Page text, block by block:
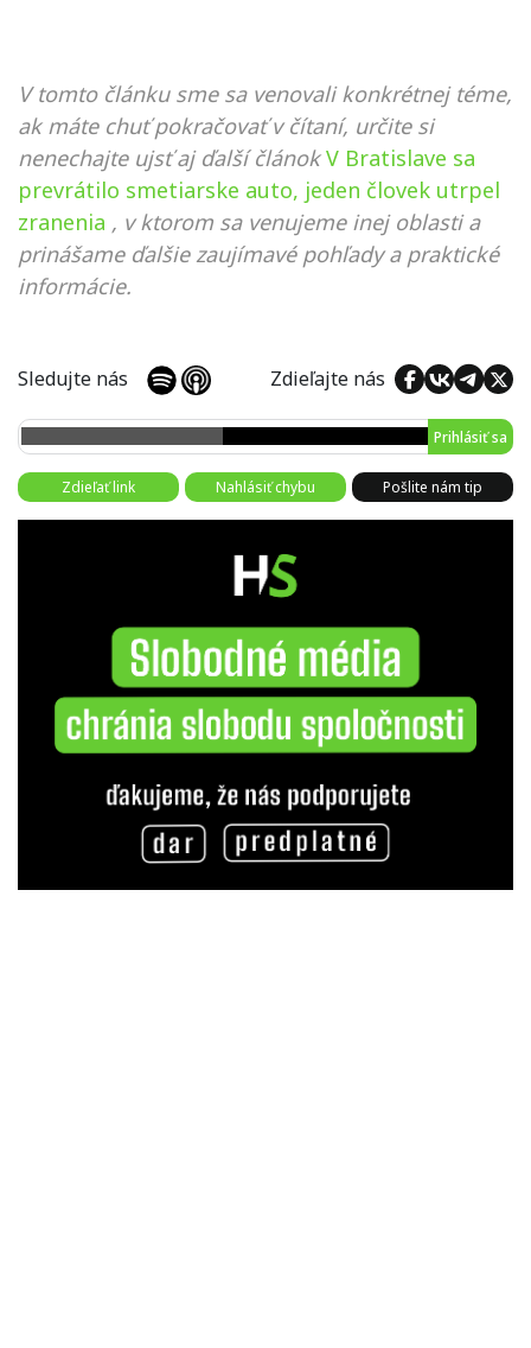
V tomto článku sme sa venovali konkrétnej téme,
ak máte chuť pokračovať v čítaní, určite si
nenechajte ujsť aj ďalší článok V Bratislave sa
prevrátilo smetiarske auto, jeden človek utrpel
zranenia , v ktorom sa venujeme inej oblasti a
prinášame ďalšie zaujímavé pohľady a praktické
informácie.
Sledujte nás Zdieľajte nás
Prihlásiť sa
Zdieľať link Nahlásiť chybu Pošlite nám tip